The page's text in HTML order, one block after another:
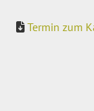
Termin zum